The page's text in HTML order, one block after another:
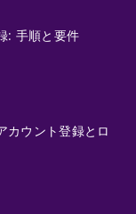
: 手順と要件
カウント登録とロ